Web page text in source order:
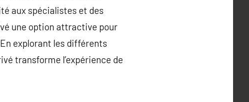
aux spécialistes et des
une option attractive pour
explorant les différents
transforme l’expérience de